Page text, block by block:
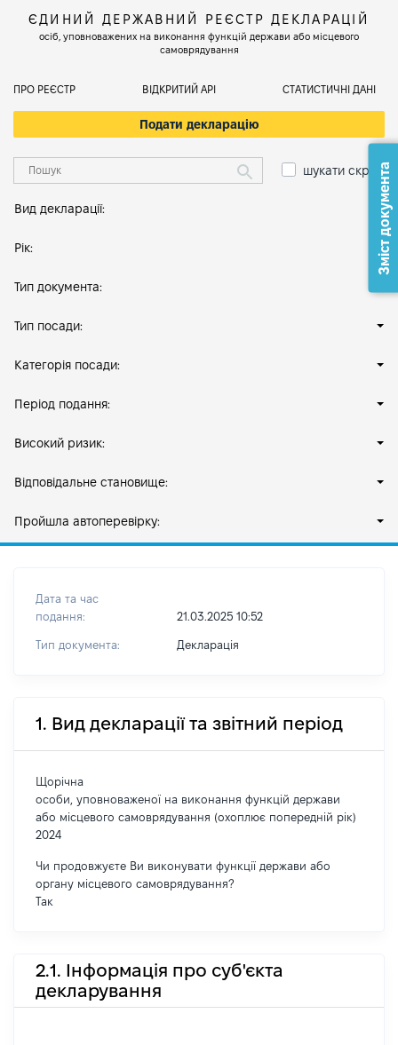
ЄДИНИЙ ДЕРЖАВНИЙ РЕЄСТР ДЕКЛАРАЦІЙ
осіб, уповноважених на виконання функцій держави або місцевого
самоврядування
ПРО РЕЄСТР ВІДКРИТИЙ АРІ СТАТИСТИЧНІ ДАНІ
Подати декларацію
шукати скрізь
Вид декларації:
Рік:
Тип документа:
Тип посади:
Категорія посади:
Період подання:
Високий ризик:
Відповідальне становище:
Пройшла автоперевірку:
Дата та час
подання:
21.03.2025 10:52
Тип документа: Декларація
1. Вид декларації та звітний період
Щорічна
особи, уповноваженої на виконання функцій держави
або місцевого самоврядування (охоплює попередній рік)
2024
Чи продовжуєте Ви виконувати функції держави або
органу місцевого самоврядування?
Так
2.1. Інформація про суб'єкта
декларування
Зміст документа